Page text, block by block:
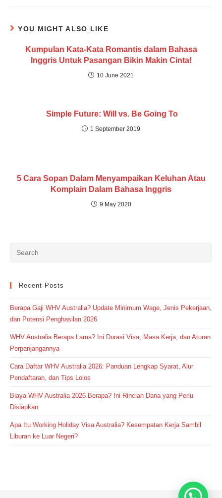
YOU MIGHT ALSO LIKE
Kumpulan Kata-Kata Romantis dalam Bahasa
Inggris Untuk Pasangan Bikin Makin Cinta!
10 June 2021
Simple Future: Will vs. Be Going To
1 September 2019
5 Cara Sopan Dalam Menyampaikan Keluhan Atau
Komplain Dalam Bahasa Inggris
9 May 2020
Recent Posts
Berapa Gaji WHV Australia? Update Minimum Wage, Jenis Pekerjaan,
dan Potensi Penghasilan 2026
WHV Australia Berapa Lama? Ini Durasi Visa, Masa Kerja, dan Aturan
Perpanjangannya
Cara Daftar WHV Australia 2026: Panduan Lengkap Syarat, Alur
Pendaftaran, dan Tips Lolos
Biaya WHV Australia 2026 Berapa? Ini Rincian Dana yang Perlu
Disiapkan
Apa Itu Working Holiday Visa Australia? Kesempatan Kerja Sambil
Liburan ke Luar Negeri?